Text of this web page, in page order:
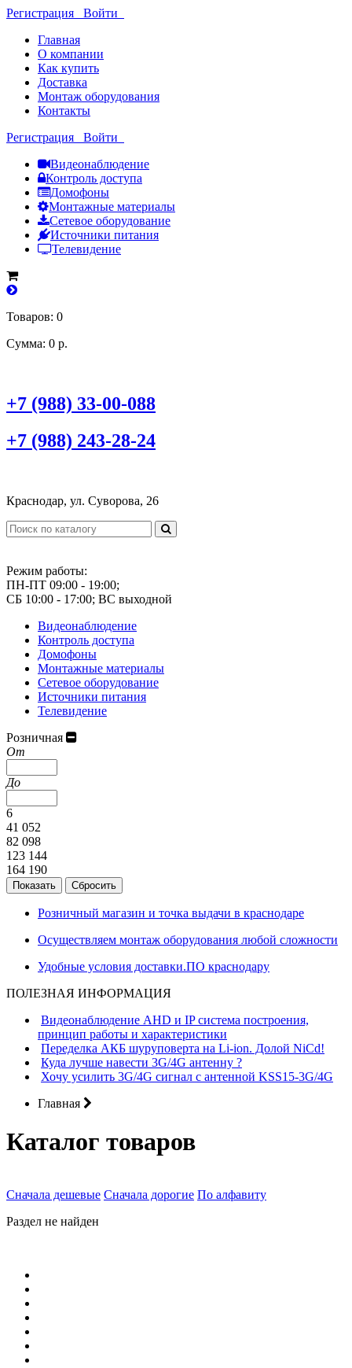
Регистрация Войти
Главная
О компании
Как купить
Доставка
Монтаж оборудования
Контакты
Регистрация Войти
Видеонаблюдение
Контроль доступа
Домофоны
Монтажные материалы
Сетевое оборудование
Источники питания
Телевидение
Товаров: 0
Сумма: 0 р.
+7 (988) 33-00-088
+7 (988) 243-28-24
Краснодар, ул. Суворова, 26
Режим работы:
ПН-ПТ 09:00 - 19:00;
СБ 10:00 - 17:00; ВС выходной
Видеонаблюдение
Контроль доступа
Домофоны
Монтажные материалы
Сетевое оборудование
Источники питания
Телевидение
Розничная
От
До
6
41 052
82 098
123 144
164 190
Розничный магазин и точка выдачи в краснодаре
Осуществляем монтаж оборудования любой сложности
Удобные условия доставки.ПО краснодару
ПОЛЕЗНАЯ ИНФОРМАЦИЯ
Видеонаблюдение AHD и IP система построения,
принцип работы и характеристики
Переделка АКБ шуруповерта на Li-ion. Долой NiCd!
Куда лучше навести 3G/4G антенну ?
Хочу усилить 3G/4G сигнал с антенной KSS15-3G/4G
Главная
Каталог товаров
Сначала дешевые Сначала дорогие По алфавиту
Раздел не найден